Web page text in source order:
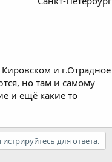
и г.Отрадное
но там и самому
и ещё какие то
для ответа.